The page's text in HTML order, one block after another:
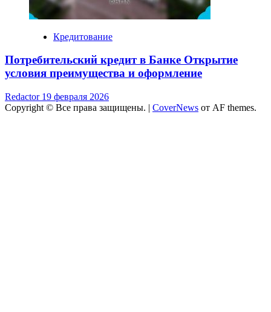
Кредитование
Потребительский кредит в Банке Открытие
условия преимущества и оформление
Redactor 19 февраля 2026
Copyright © Все права защищены. | CoverNews от AF themes.